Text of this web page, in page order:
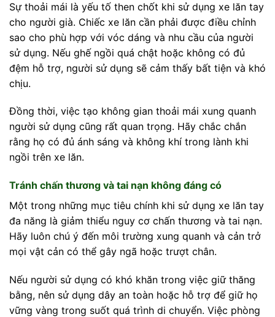
Sự thoải mái là yếu tố then chốt khi sử dụng xe lăn tay
cho người già. Chiếc xe lăn cần phải được điều chỉnh
sao cho phù hợp với vóc dáng và nhu cầu của người
sử dụng. Nếu ghế ngồi quá chật hoặc không có đủ
đệm hỗ trợ, người sử dụng sẽ cảm thấy bất tiện và khó
chịu.
Đồng thời, việc tạo không gian thoải mái xung quanh
người sử dụng cũng rất quan trọng. Hãy chắc chắn
rằng họ có đủ ánh sáng và không khí trong lành khi
ngồi trên xe lăn.
Tránh chấn thương và tai nạn không đáng có
Một trong những mục tiêu chính khi sử dụng xe lăn tay
đa năng là giảm thiểu nguy cơ chấn thương và tai nạn.
Hãy luôn chú ý đến môi trường xung quanh và cản trở
mọi vật cản có thể gây ngã hoặc trượt chân.
Nếu người sử dụng có khó khăn trong việc giữ thăng
bằng, nên sử dụng dây an toàn hoặc hỗ trợ để giữ họ
vững vàng trong suốt quá trình di chuyển. Việc phòng